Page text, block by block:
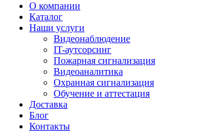
О компании
Каталог
Наши услуги
Видеонаблюдение
IT-аутсорсинг
Пожарная сигнализация
Видеоаналитика
Охранная сигнализация
Обучение и аттестация
Доставка
Блог
Контакты